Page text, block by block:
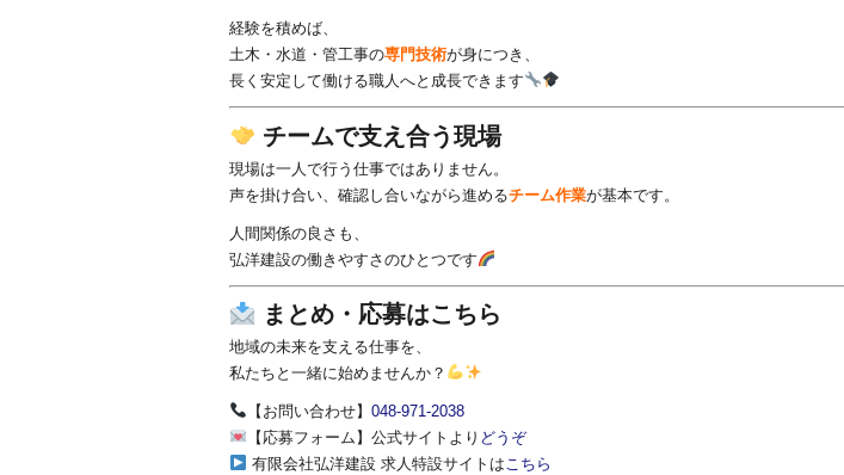
経験を積めば、
土木・水道・管工事の専門技術が身につき、
長く安定して働ける職人へと成長できます
チームで支え合う現場
現場は一人で行う仕事ではありません。
声を掛け合い、確認し合いながら進めるチーム作業が基本です。
人間関係の良さも、
弘洋建設の働きやすさのひとつです
まとめ・応募はこちら
地域の未来を支える仕事を、
私たちと一緒に始めませんか？
【お問い合わせ】 048-971-2038
【応募フォーム】公式サイトより どうぞ
有限会社弘洋建設 求人特設サイトはこちら